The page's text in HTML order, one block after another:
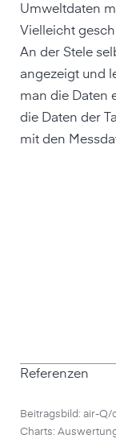
Umweltdaten
Vielleicht
An der Stele
angezeigt und
man die Daten
die Daten der
mit den
Referenzen
Beitragsbild: air-Q/
Charts: